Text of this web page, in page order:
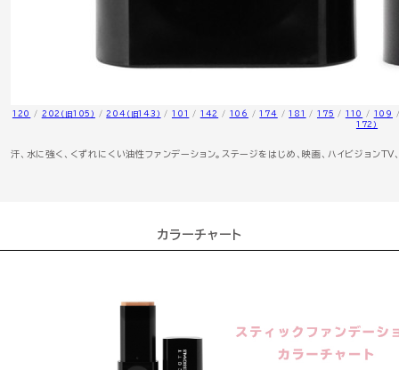
120 / 202（旧105） / 204（旧143） / 101 / 142 / 106 /174 /181 / 175 / 110 / 109
172）
汗、水に強く、くずれにくい油性ファンデーション。ステージをはじめ、映画、ハイビジョン
カラーチャート